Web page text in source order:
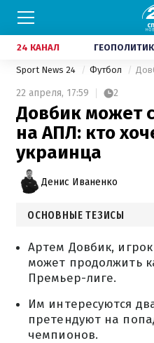
24 КАНАЛ
Sport News 24 Футбол
22 апреля, 17:59 2
Довбик может
на АПЛ: кто
украинца
Денис Иваненко
ОСНОВНЫЕ ТЕЗИСЫ
Артем Довбик,
может продолжить
Премьер-лиге.
Им интересуются
претендуют на
чемпионов.